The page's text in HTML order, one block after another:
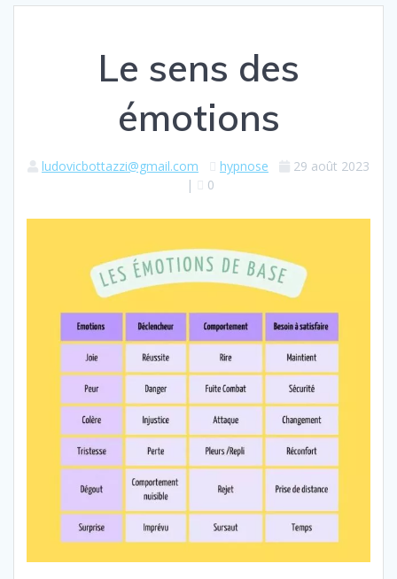
Le sens des
émotions
ludovicbottazzi@gmail.com hypnose
29 août 2023
|
0